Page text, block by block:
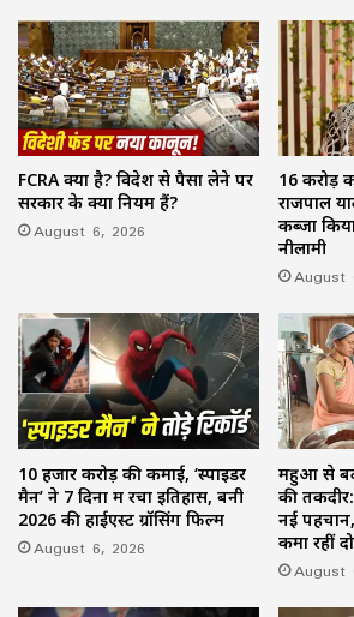
FCRA क्या है? विदेश से पैसा लेने पर
सरकार के क्या नियम हैं?
August 6, 2026
16 करोड़
राजपाल
कब्जा
नीलामी
August
10 हजार करोड़ की कमाई, ‘स्पाइडर
मैन’ ने 7 दिनों में रचा इतिहास, बनी
2026 की हाईएस्ट ग्रॉसिंग फिल्म
August 6, 2026
महुआ से
की
नई
कमा रहीं
August